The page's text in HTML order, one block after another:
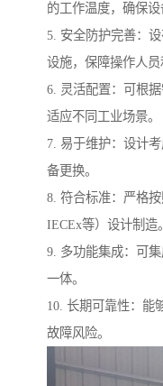
的工作温度，确保设
5. 安全防护完善：
设施，保障操作人员
6. 灵活配置：可根
适应不同工业场景。
7. 易于维护：设计
备更换。
8. 符合标准：严格按
IECEx等）设计制造。
9. 多功能集成：可
一体。
10. 长期可靠性：能
故障风险。